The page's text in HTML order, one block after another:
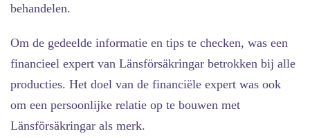
behandelen.
Om de gedeelde informatie en tips te checken, was een
financieel expert van Länsförsäkringar betrokken bij alle
producties. Het doel van de financiële expert was ook
om een persoonlijke relatie op te bouwen met
Länsförsäkringar als merk.